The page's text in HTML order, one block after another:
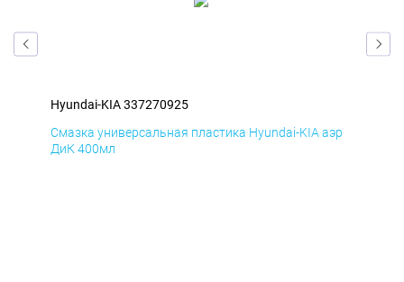
Hyundai-KIA 337270925
Смазка универсальная пластика Hyundai-KIA аэр
ДиК 400мл